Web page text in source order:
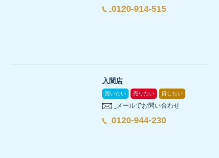
0120-914-515
入間店
買いたい 売りたい 貸したい
メールでお問い合わせ
0120-944-230